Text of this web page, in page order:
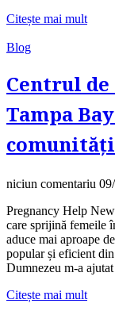
Citește mai mult
Blog
Centrul
Tampa
niciun comentariu
Pregnancy Help
care sprijină femeile
aduce mai aproape
popular și eficient
Dumnezeu m-a
Citește mai mult